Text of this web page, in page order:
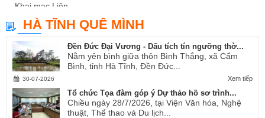
Khai mạc Liên
hoan Dân ca
Ví, Giặm...
HÀ TĨNH QUÊ MÌNH
Đền Đức Đại Vương - Dấu tích tín ngưỡng thờ...
Nằm yên bình giữa thôn Bình Thắng, xã Cẩm
Bình, tỉnh Hà Tĩnh, Đền Đức...
Xem tiếp
30-07-2026
Tổ chức Tọa đàm góp ý Dự thảo hồ sơ trình...
Chiều ngày 28/7/2026, tại Viện Văn hóa, Nghệ
thuật, Thể thao và Du lịch...